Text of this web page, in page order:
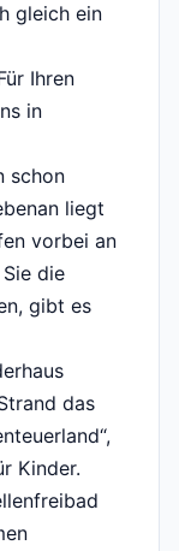
gleich ein
Ihren
in
schon
liegt
vorbei an
die
gibt es
das
Kinder.